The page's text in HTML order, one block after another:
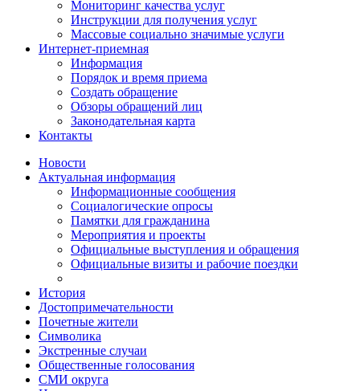
Мониторинг качества услуг
Инструкции для получения услуг
Массовые социально значимые услуги
Интернет-приемная
Информация
Порядок и время приема
Создать обращение
Обзоры обращений лиц
Законодательная карта
Контакты
Новости
Актуальная информация
Информационные сообщения
Социалогические опросы
Памятки для гражданина
Мероприятия и проекты
Официальные выступления и обращения
Официальные визиты и рабочие поездки
История
Достопримечательности
Почетные жители
Символика
Экстренные случаи
Общественные голосования
СМИ округа